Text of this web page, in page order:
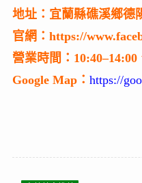
地址：宜蘭縣礁溪鄉德
官網：https://
營業時間：10:40–14:00
Google Map： https://